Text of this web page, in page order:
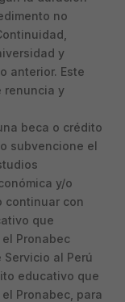
no
y
anterior. Este
renuncia y
beca o crédito
subvencione el
y/o
continuar con
que
Pronabec
Servicio al Perú
educativo que
Pronabec, para